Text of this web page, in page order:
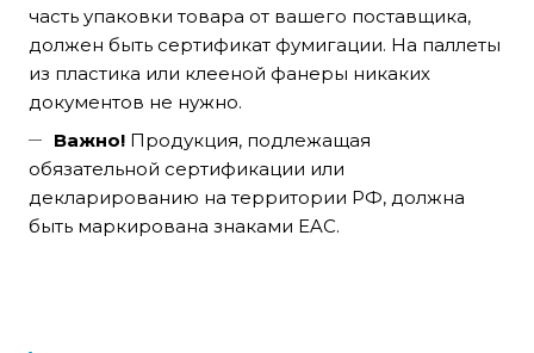
часть упаковки товара от вашего поставщика,
должен быть сертификат фумигации. На паллеты
из пластика или клееной фанеры никаких
документов не нужно.
Важно! Продукция, подлежащая
обязательной сертификации или
декларированию на территории РФ, должна
быть маркирована знаками EAC.